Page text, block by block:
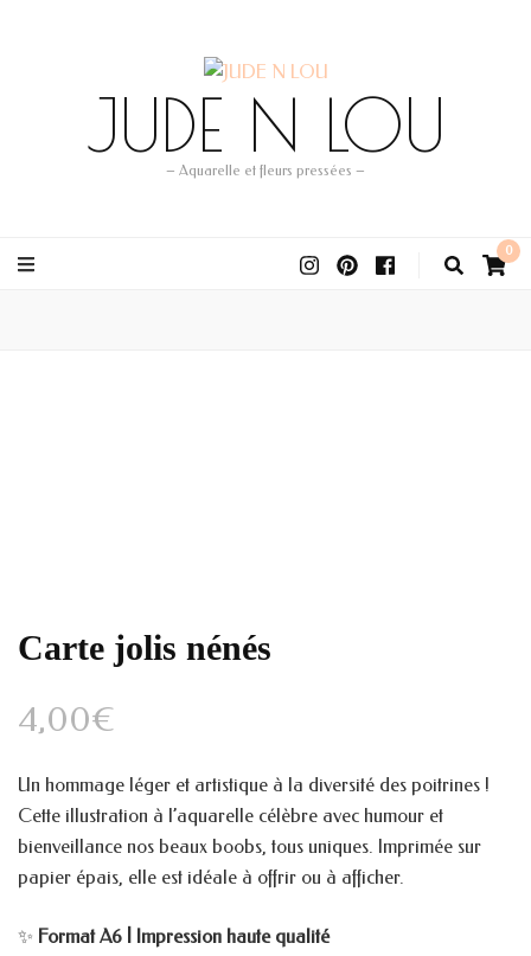
JUDE N LOU
– Aquarelle et fleurs pressées –
0
Carte jolis nénés
4,00€
Un hommage léger et artistique à la diversité des poitrines !
Cette illustration à l’aquarelle célèbre avec humour et
bienveillance nos beaux boobs, tous uniques. Imprimée sur
papier épais, elle est idéale à offrir ou à afficher.
✨ Format A6 | Impression haute qualité